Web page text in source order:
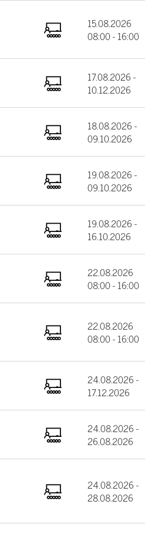
15.08.2026
08:00 - 16:00
17.08.2026 -
10.12.2026
18.08.2026 -
09.10.2026
19.08.2026 -
09.10.2026
19.08.2026 -
16.10.2026
22.08.2026
08:00 - 16:00
22.08.2026
08:00 - 16:00
24.08.2026 -
17.12.2026
24.08.2026 -
26.08.2026
24.08.2026 -
28.08.2026